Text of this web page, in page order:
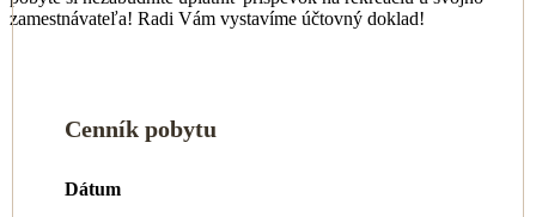
zamestnávateľa! Radi Vám vystavíme účtovný doklad!
Cenník pobytu
Dátum